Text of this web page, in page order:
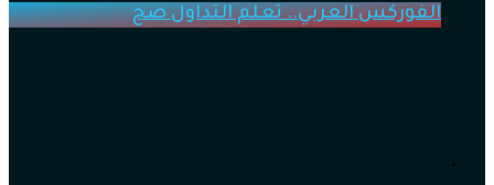
الفوركس العربي.. تعلم التداول صح